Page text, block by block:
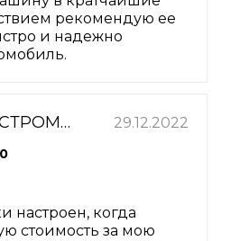
рекомендую ее
и надежно
КОСТРОМА-ЛАДА-СЕРВИС 29.12.2022
настроен, когда
стоимость за мою